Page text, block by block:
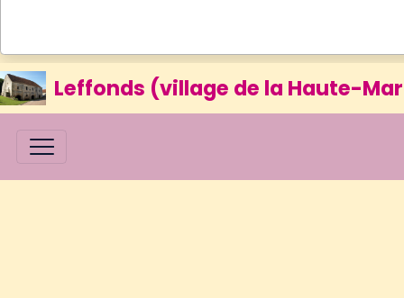
Leffonds (village de la Haute-